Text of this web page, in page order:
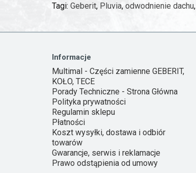
Tagi: Geberit, Pluvia, odwodnienie dachu,
Informacje
Multimal - Części zamienne GEBERIT,
KOŁO, TECE
Porady Techniczne - Strona Główna
Polityka prywatności
Regulamin sklepu
Płatności
Koszt wysyłki, dostawa i odbiór
towarów
Gwarancje, serwis i reklamacje
Prawo odstąpienia od umowy